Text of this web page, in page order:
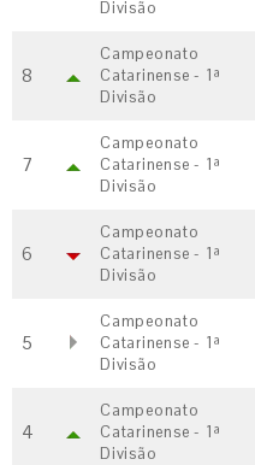
Divisão
8
Campeonato
Catarinense - 1ª
Divisão
7
Campeonato
Catarinense - 1ª
Divisão
6
Campeonato
Catarinense - 1ª
Divisão
5
Campeonato
Catarinense - 1ª
Divisão
4
Campeonato
Catarinense - 1ª
Divisão